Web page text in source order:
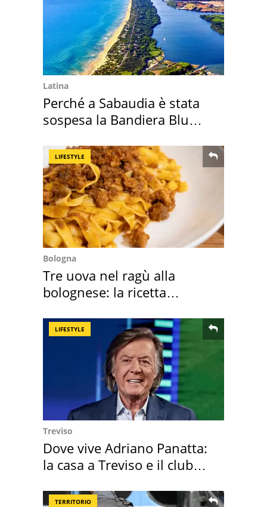
Latina
Perché a Sabaudia è stata
sospesa la Bandiera Blu
LIFESTYLE
Bologna
Tre uova nel ragù alla
bolognese: la ricetta
LIFESTYLE
Treviso
Dove vive Adriano Panatta:
la casa a Treviso e il club
TERRITORIO